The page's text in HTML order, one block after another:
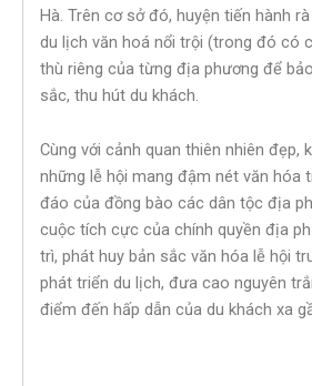
Hà. Trên cơ sở đó, huyện tiến hành
du lịch văn hoá nổi trội (trong đó có
thù riêng của từng địa phương để
sắc, thu hút du khách.
Cùng với cảnh quan thiên nhiên đẹp,
những lễ hội mang đậm nét văn hóa
đáo của đồng bào các dân tộc địa
cuộc tích cực của chính quyền địa
trì, phát huy bản sắc văn hóa lễ hội
phát triển du lịch, đưa cao nguyên
điểm đến hấp dẫn của du khách xa